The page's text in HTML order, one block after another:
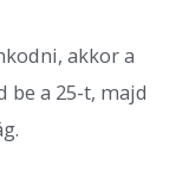
akkor a
be a 25-t, majd